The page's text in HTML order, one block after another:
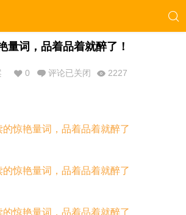
量词，品着品着就醉了！
0 评论已关闭 2227